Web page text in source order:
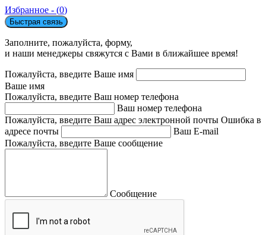
Избранное - (0)
Быстрая связь
Заполните, пожалуйста, форму,
и наши менеджеры свяжутся с Вами в ближайшее время!
Пожалуйста, введите Ваше имя
Ваше имя
Пожалуйста, введите Ваш номер телефона
Ваш номер телефона
Пожалуйста, введите Ваш адрес электронной почты Ошибка в
адресе почты
Ваш E-mail
Пожалуйста, введите Ваше сообщение
Сообщение